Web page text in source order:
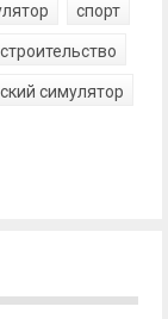
спорт
строительство
симулятор